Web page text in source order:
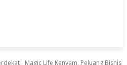
Magic Life Kenyam, Peluang Bisnis